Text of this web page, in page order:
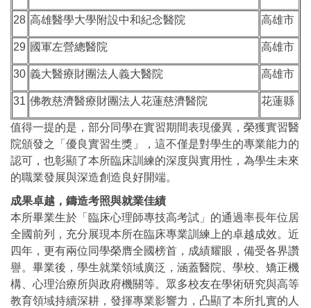
28 高雄醫學大學附設中和紀念醫院 高雄市
29 國軍左營總醫院 高雄市
30 義大醫療財團法人義大醫院 高雄市
31 佛教慈濟醫療財團法人花蓮慈濟醫院 花蓮縣
值得一提的是，部分同學在實習期間表現優異，榮獲實習醫
院頒發之「優良實習生獎」，這不僅是對學生的專業能力的
認可，也彰顯了本所臨床訓練的深度與實用性，為學生未來
的職業發展與深造創造良好開端。
成果卓越，鑄造考照與就業佳績
本所畢業生於「臨床心理師專技高考試」的通過率長年位居
全國前列，充分展現本所在臨床專業訓練上的卓越成效。近
四年，更有兩位同學榮膺全國榜首，成績耀眼，備受各界讚
譽。畢業後，學生就業領域廣泛，涵蓋醫院、學校、矯正機
構、心理治療所與政府機關等。眾多校友在學術研究與高等
教育領域持續深耕，發揮專業影響力，凸顯了本所扎實的人